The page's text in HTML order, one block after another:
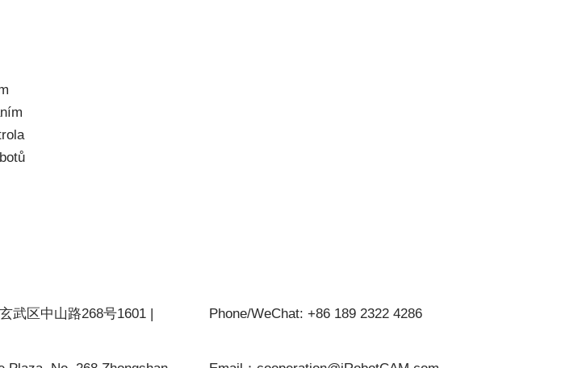
武区中山路268号1601 | Phone/WeChat: +86 189 2322 4286